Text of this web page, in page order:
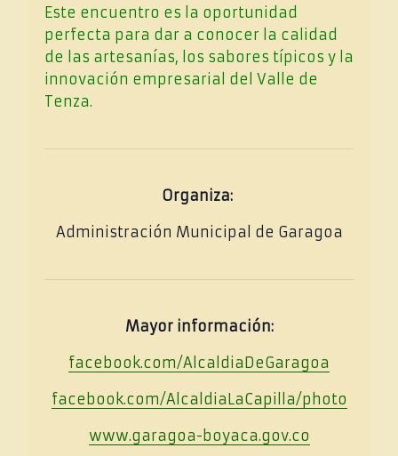
Este encuentro es la oportunidad
perfecta para dar a conocer la calidad
de las artesanías, los sabores típicos y la
innovación empresarial del Valle de
Tenza.
Organiza:
Administración Municipal de Garagoa
Mayor información:
facebook.com/AlcaldiaDeGaragoa
facebook.com/AlcaldiaLaCapilla/photo
www.garagoa-boyaca.gov.co